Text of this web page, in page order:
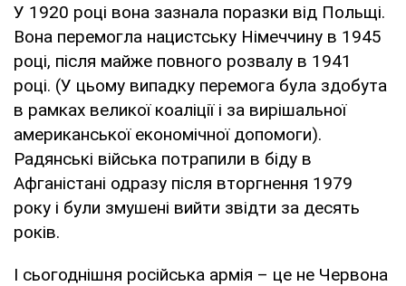
У 1920 році вона зазнала поразки від Польщі.
Вона перемогла нацистську Німеччину в 1945
році, після майже повного розвалу в 1941
році. (У цьому випадку перемога була здобута
в рамках великої коаліції і за вирішальної
американської економічної допомоги).
Радянські війська потрапили в біду в
Афганістані одразу після вторгнення 1979
року і були змушені вийти звідти за десять
років.
І сьогоднішня російська армія – це не Червона